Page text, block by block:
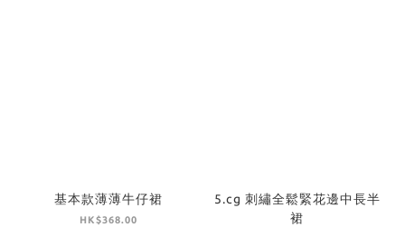
基本款薄薄牛仔裙
HK$368.00
5.cg 刺繡全鬆緊花邊中長半
裙